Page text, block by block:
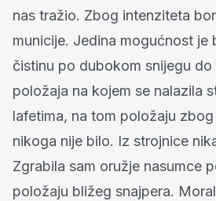
nas tražio. Zbog intenziteta
municije. Jedina mogućnost je
čistinu po dubokom snijegu do
položaja na kojem se nalazila
lafetima, na tom položaju
nikoga nije bilo. Iz strojnice
Zgrabila sam oružje nasumce
položaju bližeg snajpera.